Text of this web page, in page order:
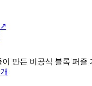
↗️
만든 비공식 블록 퍼즐